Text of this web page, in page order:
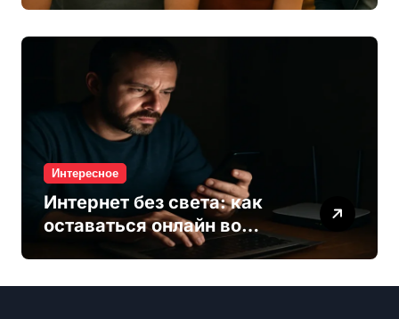
Интересное
Интернет без света: как
оставаться онлайн во
время отключений